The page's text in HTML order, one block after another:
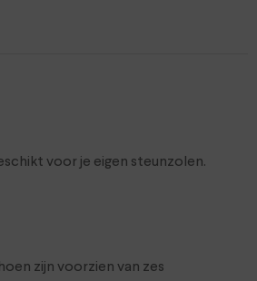
voor je eigen steunzolen.
zijn voorzien van zes